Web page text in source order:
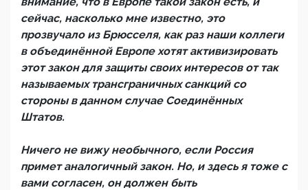
сейчас, насколько мне известно, это
прозвучало из Брюсселя, как раз наши коллеги
в объединённой Европе хотят активизировать
этот закон для защиты своих интересов от так
называемых трансграничных санкций со
стороны в данном случае Соединённых
Штатов.
Ничего не вижу необычного, если Россия
примет аналогичный закон. Но, и здесь я тоже с
вами согласен, он должен быть